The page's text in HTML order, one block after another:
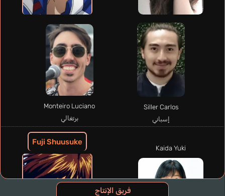
فريق الإنتاج
Siller Carlos
إسباني
Monteiro Luciano
برتغالي
Fuji Shuusuke
Kaida Yuki